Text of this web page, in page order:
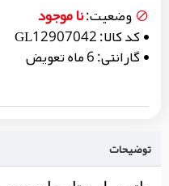
وضعیت:نا موجود
کد کالا:GL12907042
گارانتی:6 ماه تعویض
توضیحات